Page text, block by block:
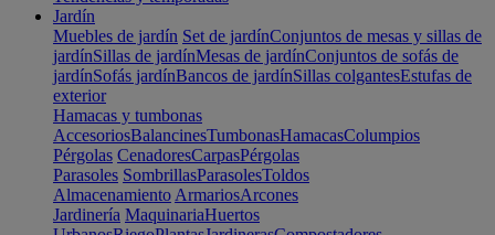
Jardín
Muebles de jardín Set de jardínConjuntos de mesas y sillas de
jardínSillas de jardínMesas de jardínConjuntos de sofás de
jardínSofás jardínBancos de jardínSillas colgantesEstufas de
exterior
Hamacas y tumbonas
AccesoriosBalancinesTumbonasHamacasColumpios
Pérgolas CenadoresCarpasPérgolas
Parasoles SombrillasParasolesToldos
Almacenamiento ArmariosArcones
Jardinería MaquinariaHuertos